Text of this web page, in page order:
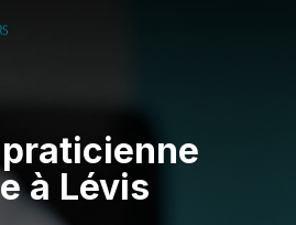
à Lévis